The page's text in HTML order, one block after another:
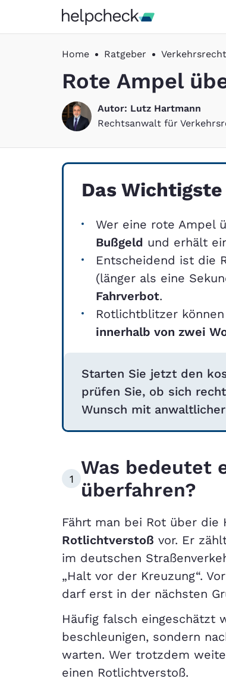
Home Ratgeber Verkehrsrecht
Rote Ampel
Autor: Lutz Hartmann
Rechtsanwalt für
Das
Wer eine rote Ampel
Bußgeld und erhält
Entscheidend ist die
(länger als eine
Fahrverbot.
Rotlichtblitzer
innerhalb von zwei
Starten Sie jetzt den
prüfen Sie, ob sich
Wunsch mit
1
Was bedeutet
überfahren?
Fährt man bei Rot über die
Rotlichtverstoß vor. Er
im deutschen
„Halt vor der Kreuzung“.
darf erst in der nächsten
Häufig falsch eingeschätzt
beschleunigen, sondern
warten. Wer trotzdem
einen Rotlichtverstoß.